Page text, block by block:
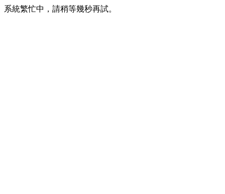
系統繁忙中，請稍等幾秒再試。